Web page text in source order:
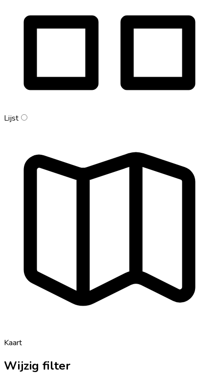
Lijst
Kaart
Wijzig filter